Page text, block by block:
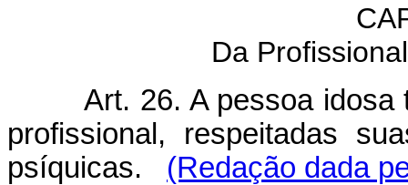
Da
Art. 26. A pessoa
profissional, respeitadas
psíquicas.
(Redação dada